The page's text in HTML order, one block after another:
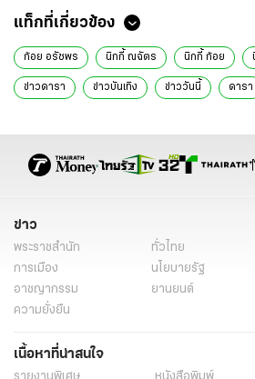
แท็กที่เกี่ยวข้อง
ก้อย อรัชพร นิกกี้ ณฉัตร นิกกี้ ก้อย
ข่าวดารา ข่าวบันเทิง ข่าววันนี้ ดารา
ข่าว
พระราชสำนัก ทั่วไทย
การเมือง
นโยบายรัฐ
อาชญากรรม
ยานยนต์
ความยั่งยืน
เนื้อหาที่น่าสนใจ